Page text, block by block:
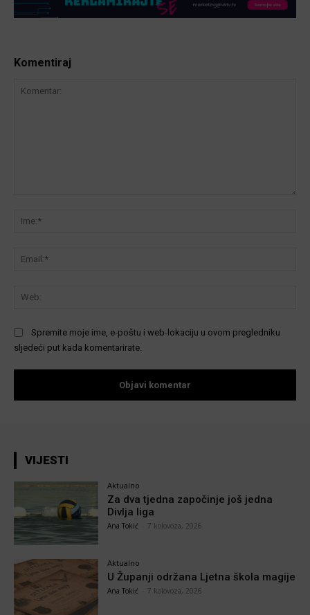
Komentiraj
Spremite moje ime, e-poštu i web-lokaciju u ovom pregledniku
sljedeći put kada komentarirate.
VIJESTI
Aktualno
Za dva tjedna započinje još jedna
Divlja liga
Ana Tokić 7 kolovoza, 2026
Aktualno
U Županji održana Ljetna škola magije
Ana Tokić 7 kolovoza, 2026